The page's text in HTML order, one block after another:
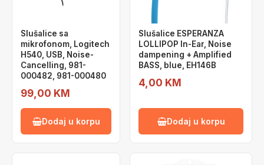
Slušalice sa
mikrofonom, Logitech
H540, USB, Noise-
Cancelling, 981-
000482, 981-000480
99,00 KM
Dodaj u korpu
Slušalice ESPERANZA
LOLLIPOP In-Ear, Noise
dampening + Amplified
BASS, blue, EH146B
4,00 KM
Dodaj u korpu